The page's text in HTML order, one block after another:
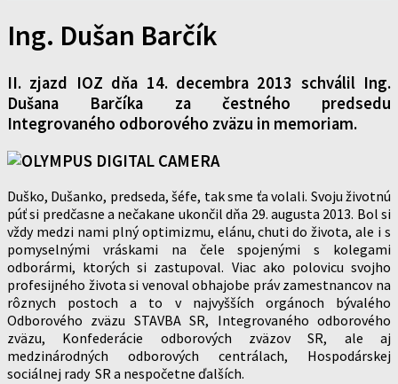
Ing. Dušan Barčík
II. zjazd IOZ dňa 14. decembra 2013 schválil Ing.
Dušana Barčíka za čestného predsedu
Integrovaného odborového zväzu in memoriam.
Duško, Dušanko, predseda, šéfe, tak sme ťa volali. Svoju životnú
púť si predčasne a nečakane ukončil dňa 29. augusta 2013. Bol si
vždy medzi nami plný optimizmu, elánu, chuti do života, ale i s
pomyselnými vráskami na čele spojenými s kolegami
odborármi, ktorých si zastupoval. Viac ako polovicu svojho
profesijného života si venoval obhajobe práv zamestnancov na
rôznych postoch a to v najvyšších orgánoch bývalého
Odborového zväzu STAVBA SR, Integrovaného odborového
zväzu, Konfederácie odborových zväzov SR, ale aj
medzinárodných odborových centrálach, Hospodárskej
sociálnej rady SR a nespočetne ďalších.